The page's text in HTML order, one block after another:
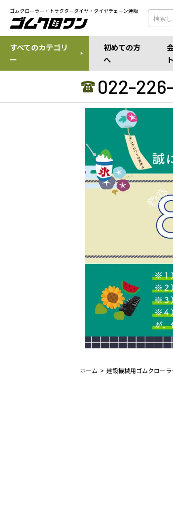
ゴムクローラー・トラクタータイヤ・タイヤチェーン通販
すべてのカテゴリ
ー
初めての方
へ
ト
022-
ホーム 建設機械用ゴムクローラ